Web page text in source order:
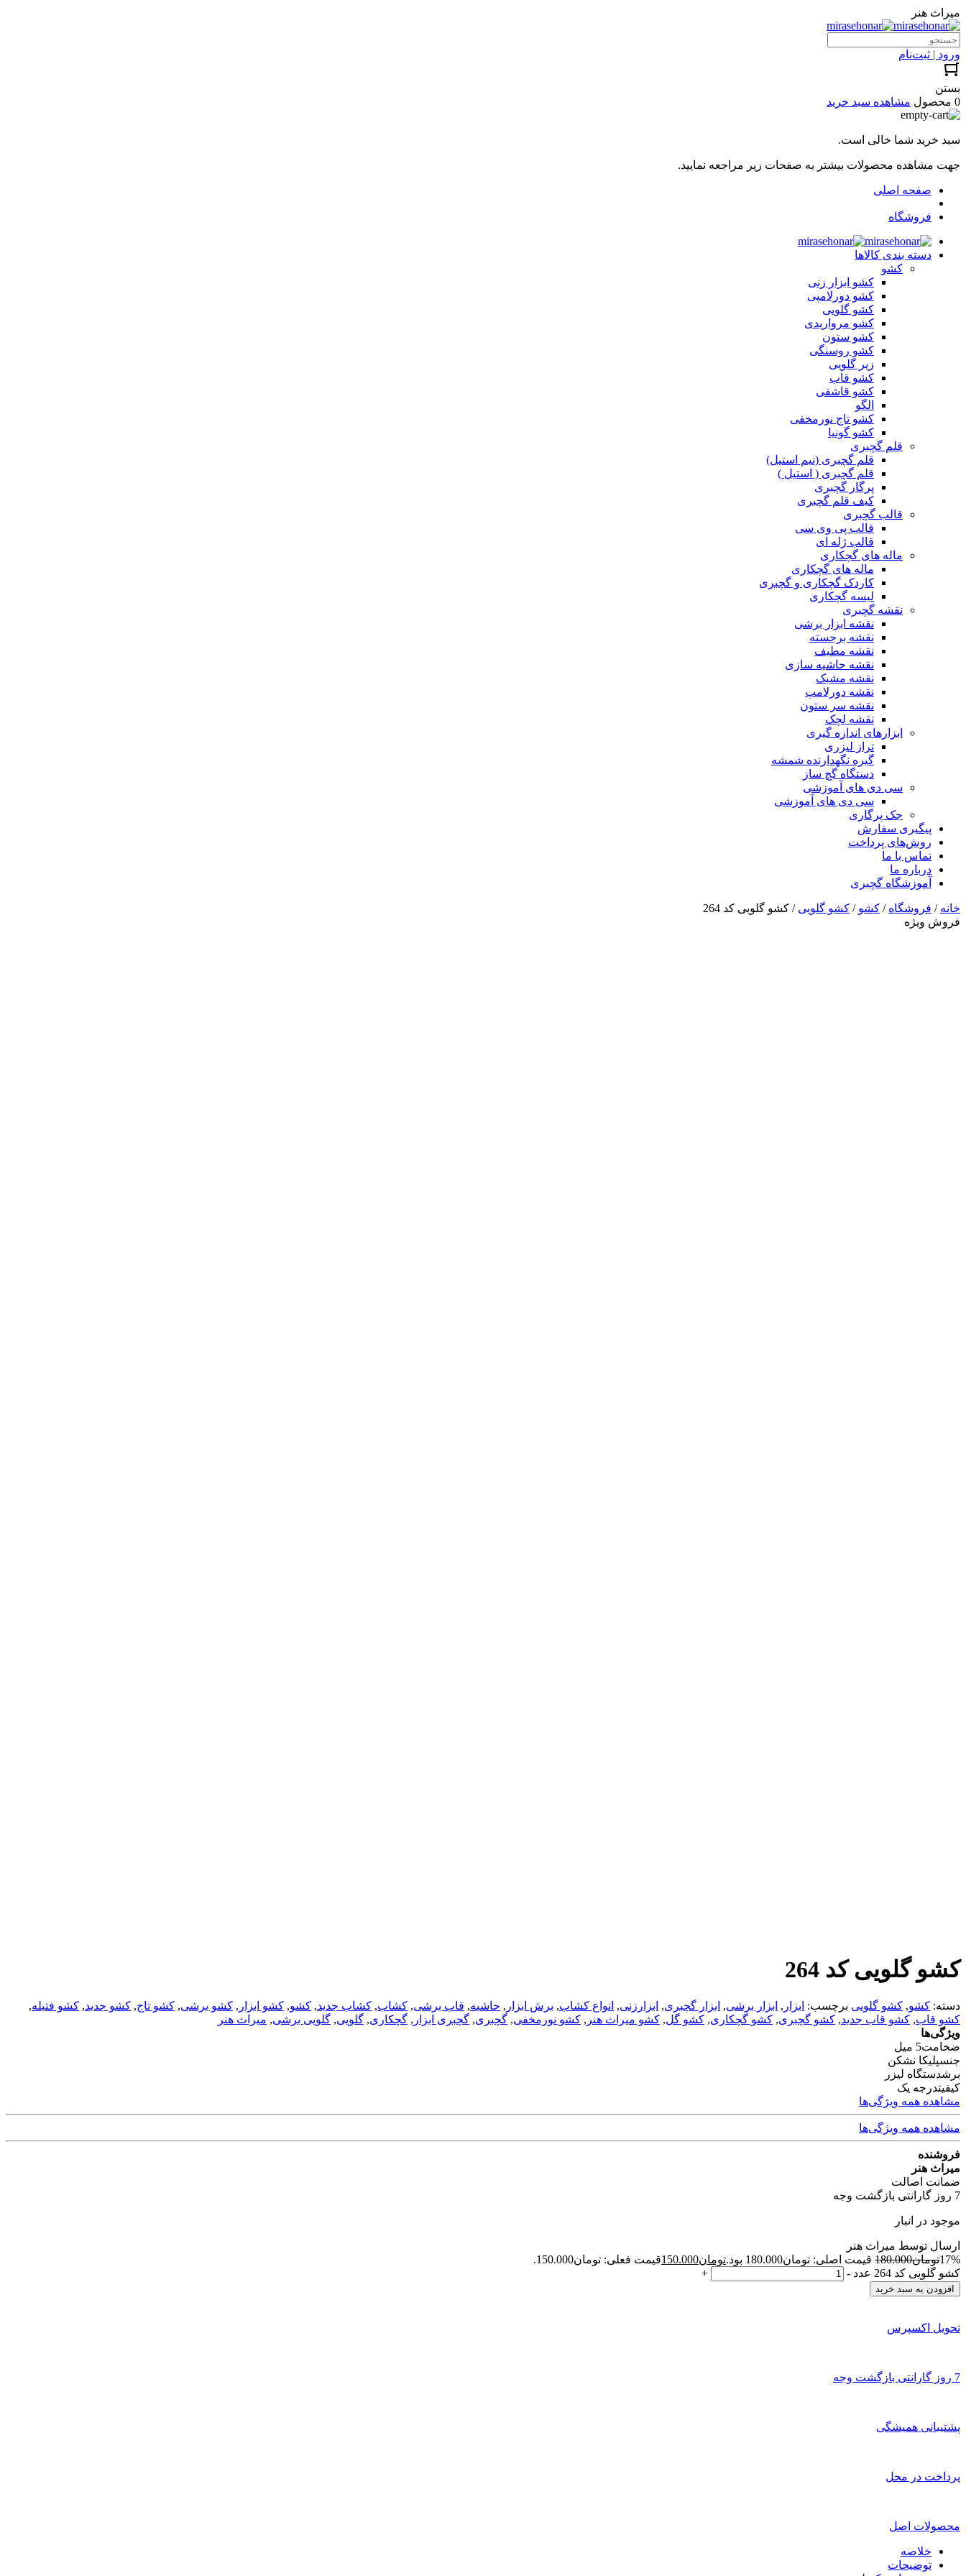
میراث هنر
ورود | ثبت‌نام
بستن
0 محصول
مشاهده سبد خرید
سبد خرید شما خالی است.
جهت مشاهده محصولات بیشتر به صفحات زیر مراجعه نمایید.
صفحه اصلی
فروشگاه
دسته بندی کالاها
کشو
کشو ابزار زنی
کشو دورلامپی
کشو گلویی
کشو مرواریدی
کشو ستون
کشو روسنگی
زیر گلویی
کشو قاب
کشو قاشقی
الگو
کشو تاج نورمخفی
کشو گونیا
قلم گچبری
قلم گچبری (نیم استیل)
قلم گچبری ( استیل )
پرگار گچبری
کیف قلم گچبری
قالب گچبری
قالب پی وی سی
قالب ژله ای
ماله های گچکاری
ماله های گچکاری
کاردک گچکاری و گچبری
لیسه گچکاری
نقشه گچبری
نقشه ابزار برشی
نقشه برجسته
نقشه مطیف
نقشه حاشیه سازی
نقشه مشبک
نقشه دورلامپ
نقشه سر ستون
نقشه لچک
ابزارهای اندازه گیری
تراز لیزری
گیره نگهدارنده شمشه
دستگاه گچ ساز
سی دی های آموزشی
سی دی های آموزشی
جک پرگاری
پیگیری سفارش
روش‌های پرداخت
تماس با ما
درباره ما
آموزشگاه گچبری
خانه / فروشگاه / کشو / کشو گلویی / کشو گلویی کد 264
فروش ویژه
کشو گلویی کد 264
دسته: کشو, کشو گلویی برچسب: ابزار , ابزار برشی, ابزار گچبری, ابزارزنی, انواع کشاب, برش ابزار , حاشیه, قاب برشی, کشاب, کشاب جدید, کشو, کشو ابزار , کشو برشی, کشو تاج, کشو جدید, کشو فتیله,
کشو قاب, کشو قاب جدید, کشو گچبری, کشو گچکاری, کشو گل, کشو میراث هنر , کشو نورمخفی, گچبری, گچبری ابزار , گچکاری, گلویی, گلویی برشی, میراث هنر
ویژگی‌ها
ضخامت5 میل
جنسپلیکا نشکن
برشدستگاه لیزر
کیفیتدرجه یک
مشاهده همه ویژگی‌ها
مشاهده همه ویژگی‌ها
فروشنده
میراث هنر
ضمانت اصالت
7 روز گارانتی بازگشت وجه
موجود در انبار
ارسال توسط میراث هنر
17%تومان180.000 قیمت اصلی: تومان180.000 بود. تومان150.000قیمت فعلی: تومان150.000.
کشو گلویی کد 264 عدد
-
+
افزودن به سبد خرید
تحویل اکسپرس
7 روز گارانتی بازگشت وجه
پشتیبانی همیشگی
پرداخت در محل
محصولات اصل
خلاصه
توضیحات